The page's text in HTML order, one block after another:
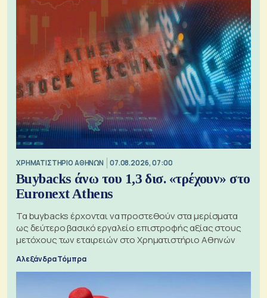
XΡΗΜΑΤΙΣΤΗΡΙΟ ΑΘΗΝΩΝ 07.08.2026, 07:00
Buybacks άνω του 1,3 δισ. «τρέχουν» στο
Euronext Athens
Τα buybacks έρχονται να προστεθούν στα μερίσματα
ως δεύτερο βασικό εργαλείο επιστροφής αξίας στους
μετόχους των εταιρειών στο Χρηματιστήριο Αθηνών
Αλεξάνδρα Τόμπρα